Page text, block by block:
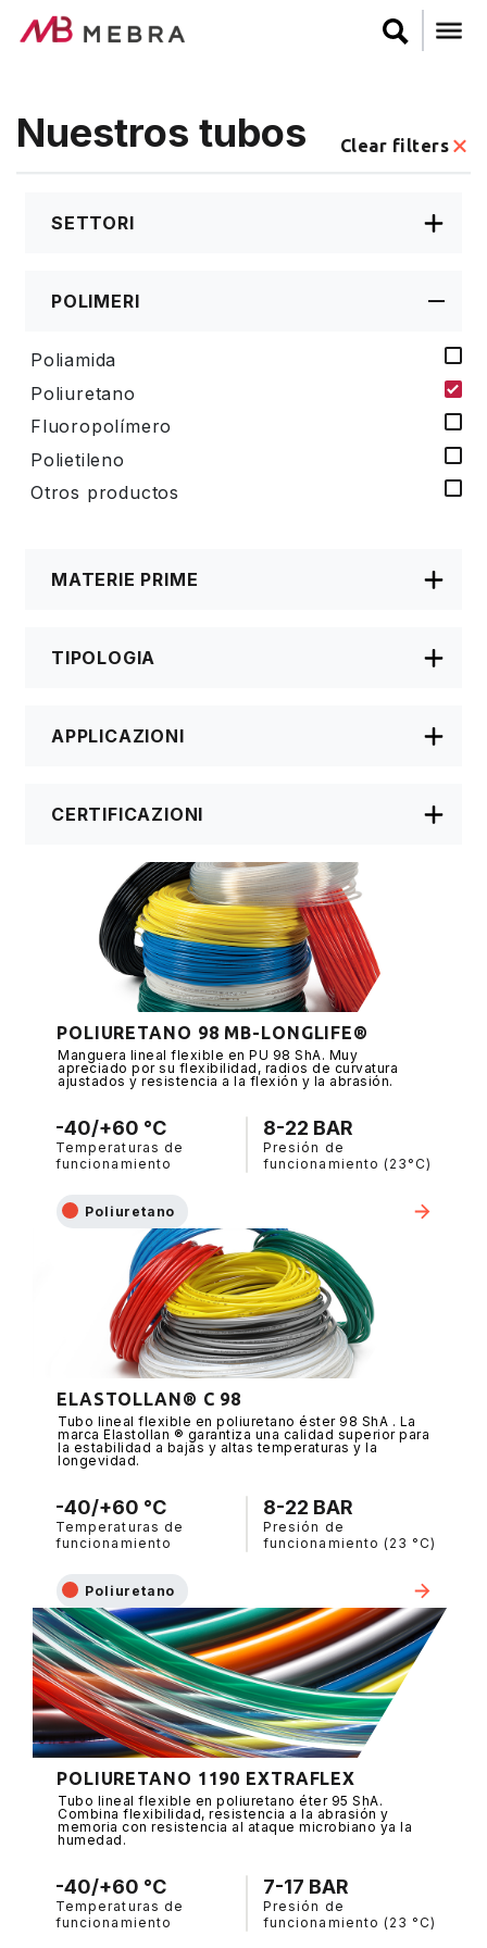
Pasar
Nuestros tubos Clear filters
SETTORI
POLIMERI
Poliamida
Poliuretano
Fluoropolímero
Polietileno
Otros productos
MATERIE PRIME
TIPOLOGIA
APPLICAZIONI
CERTIFICAZIONI
POLIURETANO 98 MB-LONGLIFE®
Manguera lineal flexible en PU 98 ShA. Muy
apreciado por su flexibilidad, radios de curvatura
ajustados y resistencia a la flexión y la abrasión.
-40/+60 °C
Temperaturas de
funcionamiento
8-22 BAR
Presión de
funcionamiento (23°C)
Poliuretano
ELASTOLLAN® C 98
Tubo lineal flexible en poliuretano éster 98 ShA . La
marca Elastollan ® garantiza una calidad superior para
la estabilidad a bajas y altas temperaturas y la
longevidad.
-40/+60 °C
Temperaturas de
funcionamiento
8-22 BAR
Presión de
funcionamiento (23 °C)
Poliuretano
POLIURETANO 1190 EXTRAFLEX
Tubo lineal flexible en poliuretano éter 95 ShA.
Combina flexibilidad, resistencia a la abrasión y
memoria con resistencia al ataque microbiano ya la
humedad.
-40/+60 °C
Temperaturas de
funcionamiento
7-17 BAR
Presión de
funcionamiento (23 °C)